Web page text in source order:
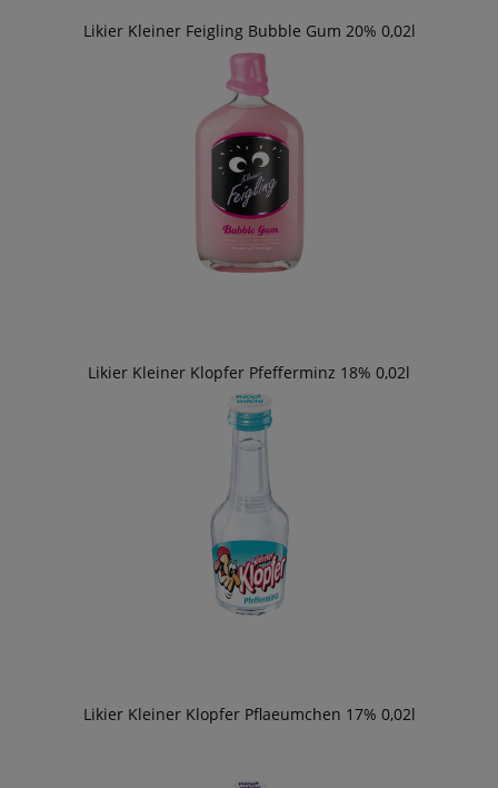
Likier Kleiner Feigling Bubble Gum 20% 0,02l
Likier Kleiner Klopfer Pfefferminz 18% 0,02l
Likier Kleiner Klopfer Pflaeumchen 17% 0,02l